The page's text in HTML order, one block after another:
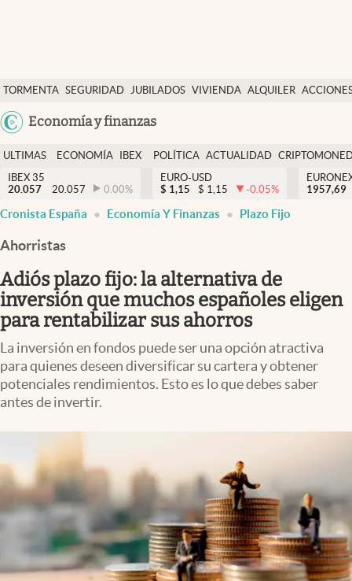
TORMENTA SEGURIDAD JUBILADOS VIVIENDA ALQUILER
USA
Economía y finanzas
Economía y finanzas
Política
Actualidad
Criptomonedas
España
ULTIMAS
NOTICIAS
ECONOMÍA
FINANZAS
IBEX
EURO
POLÍTICA ACTUALIDAD
IBEX 35
20.057
20.057 0.00%
EURO-USD
$ 1,15 $ 1,15 -0.05%
1957,69
Cronista España Economía Y Finanzas Plazo Fijo
Ahorristas
Adiós plazo fijo: la alternativa de
inversión que muchos españoles eligen
para rentabilizar sus ahorros
La inversión en fondos puede ser una opción atractiva
para quienes deseen diversificar su cartera y obtener
potenciales rendimientos. Esto es lo que debes saber
antes de invertir.